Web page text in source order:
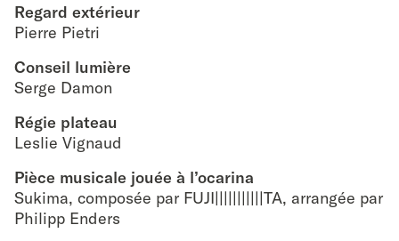
Regard extérieur
Pierre Pietri
Conseil lumière
Serge Damon
Régie plateau
Leslie Vignaud
Pièce musicale jouée à l’ocarina
Sukima, composée par FUJI|||||||||||TA, arrangée par
Philipp Enders